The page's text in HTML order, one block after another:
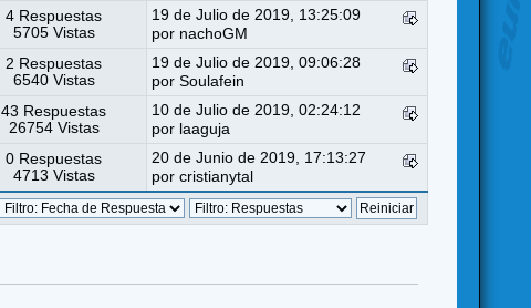
4 Respuestas
5705 Vistas
19 de Julio de 2019, 13:25:09
por nachoGM
2 Respuestas
6540 Vistas
19 de Julio de 2019, 09:06:28
porSoulafein
43 Respuestas
26754 Vistas
10 de Julio de 2019, 02:24:12
por laaguja
0 Respuestas
4713 Vistas
20 de Junio de 2019, 17:13:27
porcristianytal